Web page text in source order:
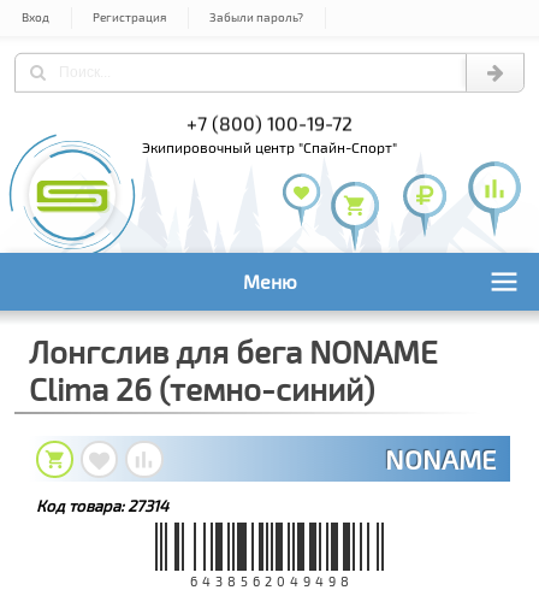
Вход Регистрация Забыли пароль?
+7 (495) 978-61-54
экипировочный центр "Спайн-Спорт"
Меню
Лонгслив для бега NONAME
Clima 26 (темно-синий)
NONAME
Код товара:27314
6438562049498